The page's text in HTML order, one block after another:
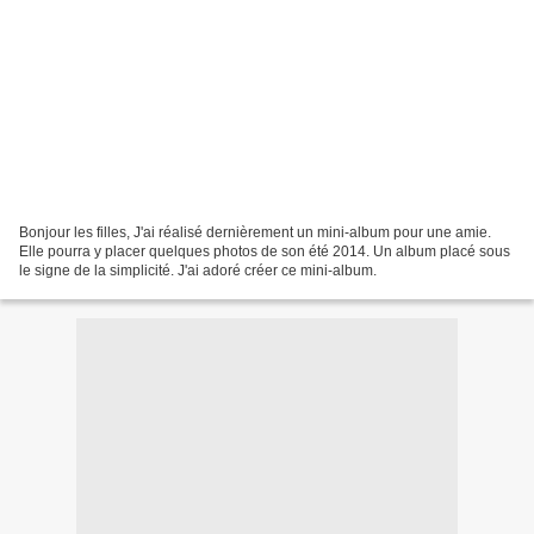
Bonjour les filles, J'ai réalisé dernièrement un mini-album pour une amie.
Elle pourra y placer quelques photos de son été 2014. Un album placé sous
le signe de la simplicité. J'ai adoré créer ce mini-album.